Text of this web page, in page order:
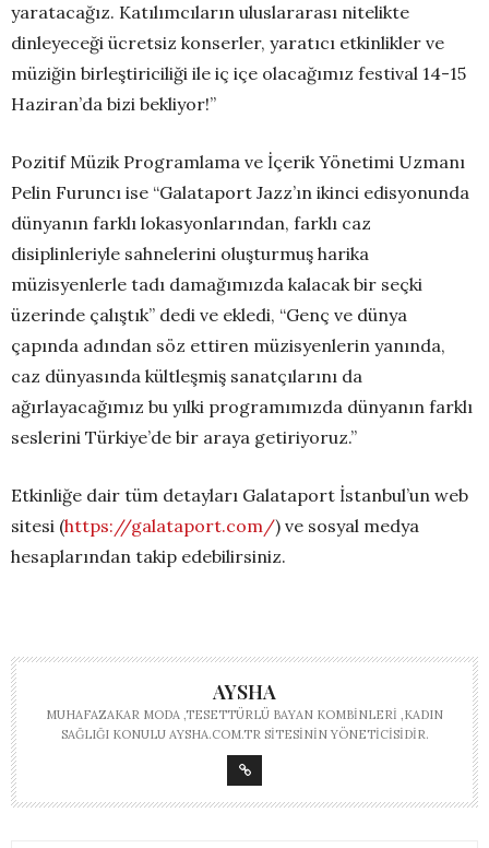
yaratacağız. Katılımcıların uluslararası nitelikte
dinleyeceği ücretsiz konserler, yaratıcı etkinlikler ve
müziğin birleştiriciliği ile iç içe olacağımız festival 14-15
Haziran’da bizi bekliyor!”
Pozitif Müzik Programlama ve İçerik Yönetimi Uzmanı
Pelin Furuncı ise “Galataport Jazz’ın ikinci edisyonunda
dünyanın farklı lokasyonlarından, farklı caz
disiplinleriyle sahnelerini oluşturmuş harika
müzisyenlerle tadı damağımızda kalacak bir seçki
üzerinde çalıştık” dedi ve ekledi, “Genç ve dünya
çapında adından söz ettiren müzisyenlerin yanında,
caz dünyasında kültleşmiş sanatçılarını da
ağırlayacağımız bu yılki programımızda dünyanın farklı
seslerini Türkiye’de bir araya getiriyoruz.”
Etkinliğe dair tüm detayları Galataport İstanbul’un web
sitesi (https://galataport.com/) ve sosyal medya
hesaplarından takip edebilirsiniz.
AYSHA
MUHAFAZAKAR MODA ,TESETTÜRLÜ BAYAN KOMBINLERI ,KADIN
SAĞLIĞI KONULU AYSHA.COM.TR SITESININ YÖNETICISIDIR.